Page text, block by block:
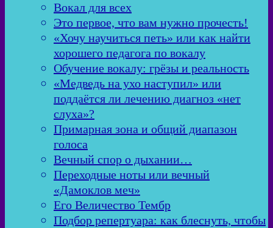
Вокал для всех
Это первое, что вам нужно прочесть!
«Хочу научиться петь» или как найти
хорошего педагога по вокалу
Обучение вокалу: грёзы и реальность
«Медведь на ухо наступил» или
поддаётся ли лечению диагноз «нет
слуха»?
Примарная зона и общий диапазон
голоса
Вечный спор о дыхании…
Переходные ноты или вечный
«Дамоклов меч»
Его Величество Тембр
Подбор репертуара: как блеснуть, чтобы